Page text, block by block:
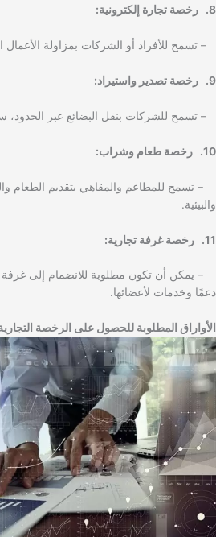
8. رخصة تجارة إلكترونية:
– تسمح للأفراد أو الشركات بمزاولة الأعمال
9. رخصة تصدير واستيراد:
– تسمح للشركات بنقل البضائع عبر الحدود،
10. رخصة طعام وشراب:
– تسمح للمطاعم والمقاهي بتقديم الطعام
والبيئية.
11. رخصة غرفة تجارية:
– يمكن أن تكون مطلوبة للانضمام إلى غرفة
دعمًا وخدمات لأعضائها.
الأواراق المطلوبة للحصول على الرخصة